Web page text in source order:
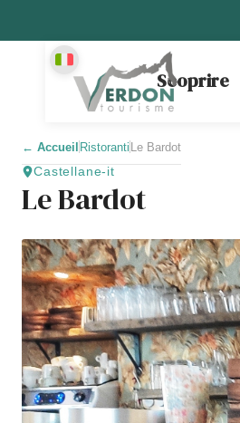
Scoprire
← Accueil Ristoranti Le Bardot
Castellane-it
Le Bardot